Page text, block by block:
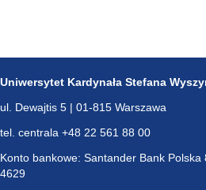
Uniwersytet Kardynała Stefana
ul. Dewajtis 5 | 01-815 Warszawa
tel. centrala +48 22 561 88 00
Konto bankowe: Santander Bank
4629